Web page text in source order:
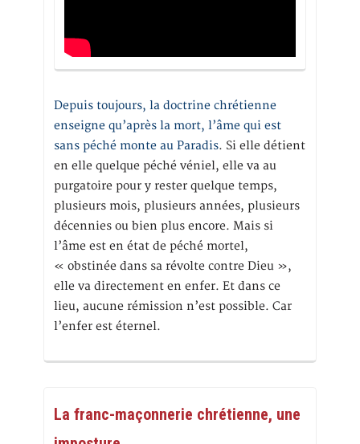
Depuis toujours, la doctrine chrétienne
enseigne qu’après la mort, l’âme qui est
sans péché monte au Paradis. Si elle détient
en elle quelque péché véniel, elle va au
purgatoire pour y rester quelque temps,
plusieurs mois, plusieurs années, plusieurs
décennies ou bien plus encore. Mais si
l’âme est en état de péché mortel,
« obstinée dans sa révolte contre Dieu »,
elle va directement en enfer. Et dans ce
lieu, aucune rémission n’est possible. Car
l’enfer est éternel.
La franc-maçonnerie chrétienne, une